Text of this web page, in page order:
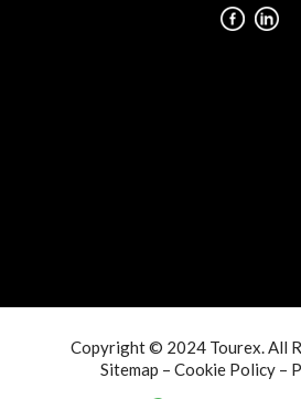
Copyright © 2024 Tourex. All
Sitemap – Cookie Policy –